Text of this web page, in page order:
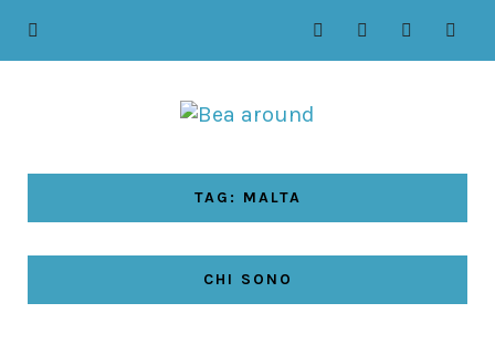
TAG: MALTA
CHI SONO